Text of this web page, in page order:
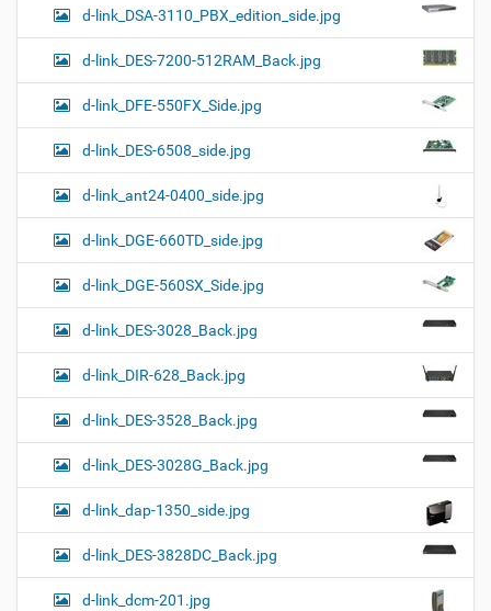
d-link_DSA-3110_PBX_edition_side.jpg
d-link_DES-7200-512RAM_Back.jpg
d-link_DFE-550FX_Side.jpg
d-link_DES-6508_side.jpg
d-link_ant24-0400_side.jpg
d-link_DGE-660TD_side.jpg
d-link_DGE-560SX_Side.jpg
d-link_DES-3028_Back.jpg
d-link_DIR-628_Back.jpg
d-link_DES-3528_Back.jpg
d-link_DES-3028G_Back.jpg
d-link_dap-1350_side.jpg
d-link_DES-3828DC_Back.jpg
d-link_dcm-201.jpg